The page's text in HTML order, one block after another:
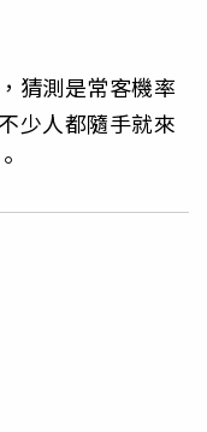
猜測是常客機率
少人都隨手就來